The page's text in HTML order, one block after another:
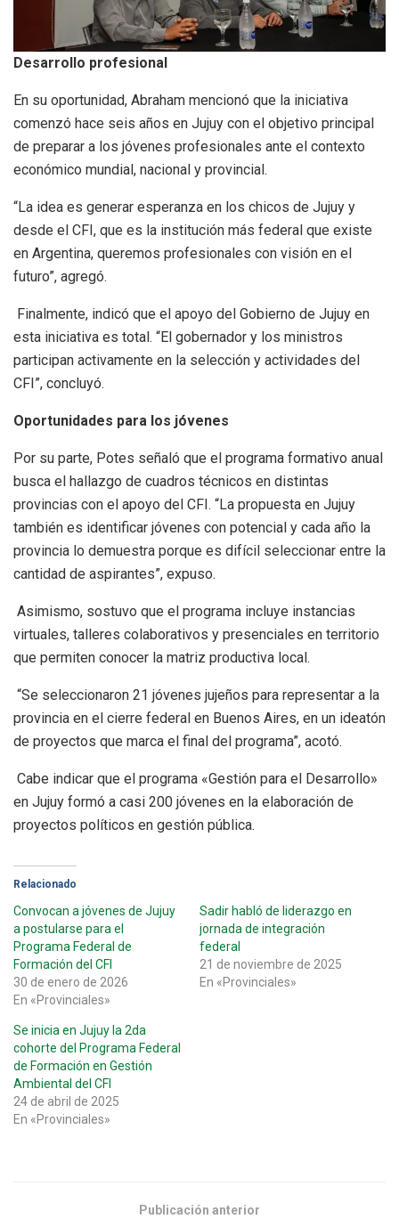
Desarrollo profesional
En su oportunidad, Abraham mencionó que la iniciativa
comenzó hace seis años en Jujuy con el objetivo principal
de preparar a los jóvenes profesionales ante el contexto
económico mundial, nacional y provincial.
“La idea es generar esperanza en los chicos de Jujuy y
desde el CFI, que es la institución más federal que existe
en Argentina, queremos profesionales con visión en el
futuro”, agregó.
Finalmente, indicó que el apoyo del Gobierno de Jujuy en
esta iniciativa es total. “El gobernador y los ministros
participan activamente en la selección y actividades del
CFI”, concluyó.
Oportunidades para los jóvenes
Por su parte, Potes señaló que el programa formativo anual
busca el hallazgo de cuadros técnicos en distintas
provincias con el apoyo del CFI. “La propuesta en Jujuy
también es identificar jóvenes con potencial y cada año la
provincia lo demuestra porque es difícil seleccionar entre la
cantidad de aspirantes”, expuso.
Asimismo, sostuvo que el programa incluye instancias
virtuales, talleres colaborativos y presenciales en territorio
que permiten conocer la matriz productiva local.
“Se seleccionaron 21 jóvenes jujeños para representar a la
provincia en el cierre federal en Buenos Aires, en un ideatón
de proyectos que marca el final del programa”, acotó.
Cabe indicar que el programa «Gestión para el Desarrollo»
en Jujuy formó a casi 200 jóvenes en la elaboración de
proyectos políticos en gestión pública.
Relacionado
Convocan a jóvenes de Jujuy
a postularse para el
Programa Federal de
Formación del CFI
30 de enero de 2026
En «Provinciales»
Sadir habló de liderazgo en
jornada de integración
federal
21 de noviembre de 2025
En «Provinciales»
Se inicia en Jujuy la 2da
cohorte del Programa Federal
de Formación en Gestión
Ambiental del CFI
24 de abril de 2025
En «Provinciales»
Publicación anterior